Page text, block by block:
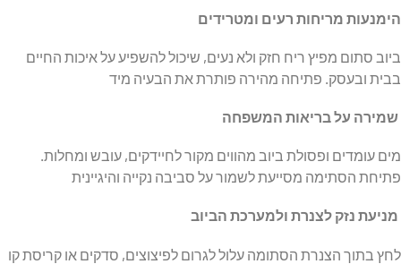
הימנעות מריחות רעים ומטרידים
ביוב סתום מפיץ ריח חזק ולא נעים, שיכול להשפיע על איכות החיים
בבית ובעסק. פתיחה מהירה פותרת את הבעיה מיד
שמירה על בריאות המשפחה
מים עומדים ופסולת ביוב מהווים מקור לחיידקים, עובש ומחלות.
פתיחת הסתימה מסייעת לשמור על סביבה נקייה והיגיינית
מניעת נזק לצנרת ולמערכת הביוב
לחץ בתוך הצנרת הסתומה עלול לגרום לפיצוצים, סדקים או קריסת קו